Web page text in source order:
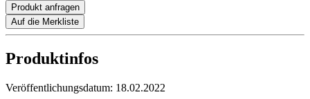
Produkt anfragen
Auf die Merkliste
Produktinfos
Veröffentlichungsdatum: 18.02.2022